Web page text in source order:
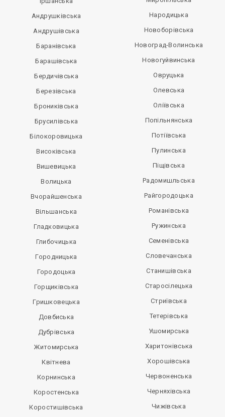
Андрушківська
Андрушівська
Баранівська
Барашівська
Бердичівська
Березівська
Брониківська
Брусилівська
Білокоровицька
Високівська
Вишевицька
Волицька
Вчорайшенська
Вільшанська
Гладковицька
Глибочицька
Городницька
Городоцька
Горщиківська
Гришковецька
Довбиська
Дубрівська
Житомирська
Квітнева
Корнинська
Коростенська
Коростишівська
Народицька
Новоборівська
Новоград-Волинська
Новогуйвинська
Овруцька
Олевська
Оліївська
Попільнянська
Потіївська
Пулинська
Піщівська
Радомишльська
Райгородоцька
Романівська
Ружинська
Семенівська
Словечанська
Станишівська
Старосілецька
Стриївська
Тетерівська
Ушомирська
Харитонівська
Хорошівська
Червоненська
Черняхівська
Чижівська